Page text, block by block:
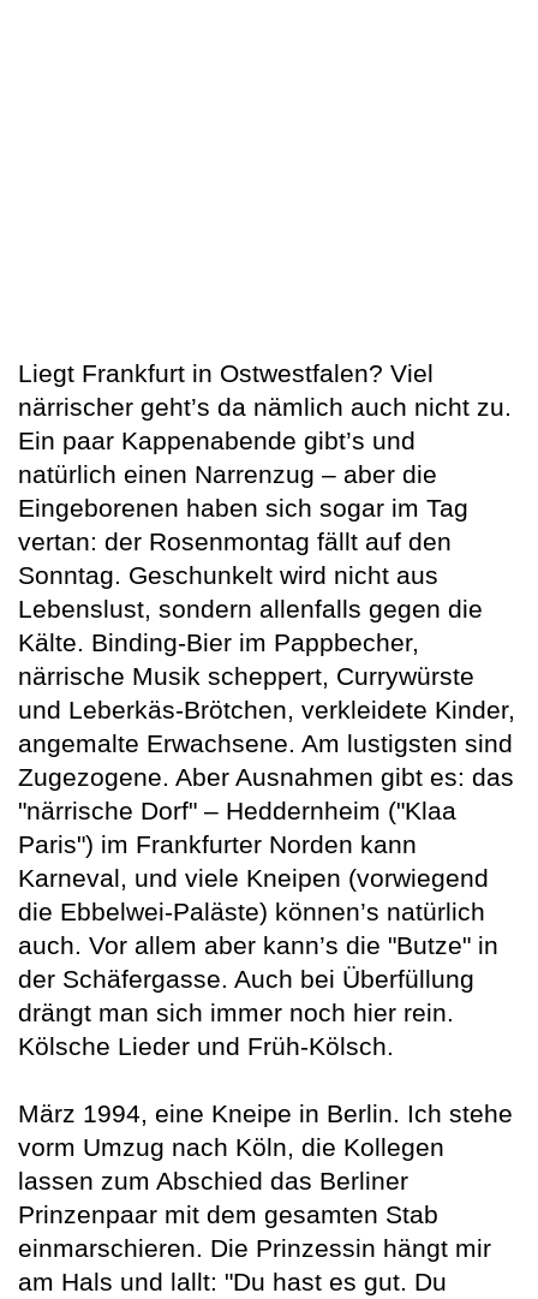
Liegt Frankfurt in Ostwestfalen? Viel
närrischer geht’s da nämlich auch nicht zu.
Ein paar Kappenabende gibt’s und
natürlich einen Narrenzug – aber die
Eingeborenen haben sich sogar im Tag
vertan: der Rosenmontag fällt auf den
Sonntag. Geschunkelt wird nicht aus
Lebenslust, sondern allenfalls gegen die
Kälte. Binding-Bier im Pappbecher,
närrische Musik scheppert, Currywürste
und Leberkäs-Brötchen, verkleidete Kinder,
angemalte Erwachsene. Am lustigsten sind
Zugezogene. Aber Ausnahmen gibt es: das
"närrische Dorf" – Heddernheim ("Klaa
Paris") im Frankfurter Norden kann
Karneval, und viele Kneipen (vorwiegend
die Ebbelwei-Paläste) können’s natürlich
auch. Vor allem aber kann’s die "Butze" in
der Schäfergasse. Auch bei Überfüllung
drängt man sich immer noch hier rein.
Kölsche Lieder und Früh-Kölsch.
März 1994, eine Kneipe in Berlin. Ich stehe
vorm Umzug nach Köln, die Kollegen
lassen zum Abschied das Berliner
Prinzenpaar mit dem gesamten Stab
einmarschieren. Die Prinzessin hängt mir
am Hals und lallt: "Du hast es gut. Du